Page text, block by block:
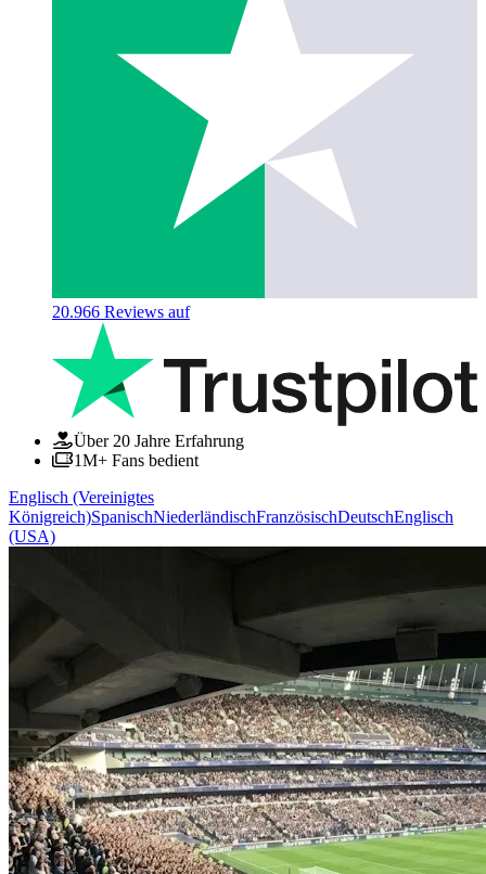
20.966 Reviews auf
Über 20 Jahre Erfahrung
1M+ Fans bedient
Englisch (Vereinigtes
Königreich)SpanischNiederländischFranzösischDeutschEnglisch
(USA)